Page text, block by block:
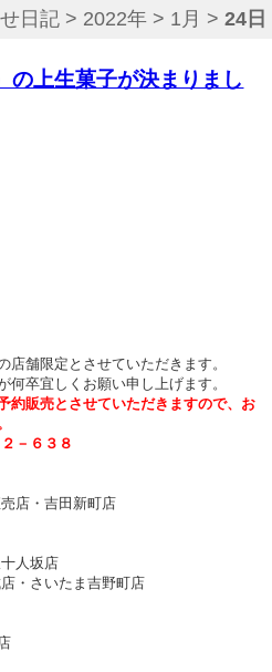
日記 > 2022年 > 1月 >24日
の上生菓子が決まりまし
店舗限定とさせていただきます。
何卒宜しくお願い申し上げます。
約販売とさせていただきますので、お
－６３８
店・吉田新町店
人坂店
・さいたま吉野町店